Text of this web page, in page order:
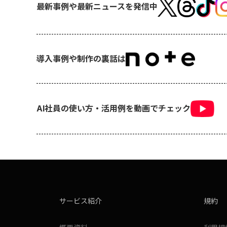
最新事例や最新ニュースを発信中
導入事例や制作の裏話は
AI社員の使い方・活用例を動画でチェック
サービス紹介 規約